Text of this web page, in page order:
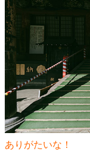
ありがたいな！